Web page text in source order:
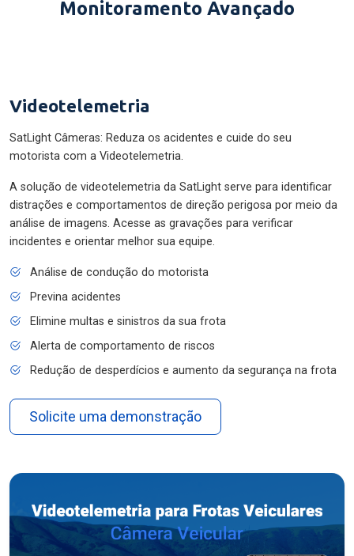
Monitoramento Avançado
Videotelemetria
SatLight Câmeras: Reduza os acidentes e cuide do seu
motorista com a Videotelemetria.
A solução de videotelemetria da SatLight serve para identificar
distrações e comportamentos de direção perigosa por meio da
análise de imagens. Acesse as gravações para verificar
incidentes e orientar melhor sua equipe.
Análise de condução do motorista
Previna acidentes
Elimine multas e sinistros da sua frota
Alerta de comportamento de riscos
Redução de desperdícios e aumento da segurança na frota
Solicite uma demonstração